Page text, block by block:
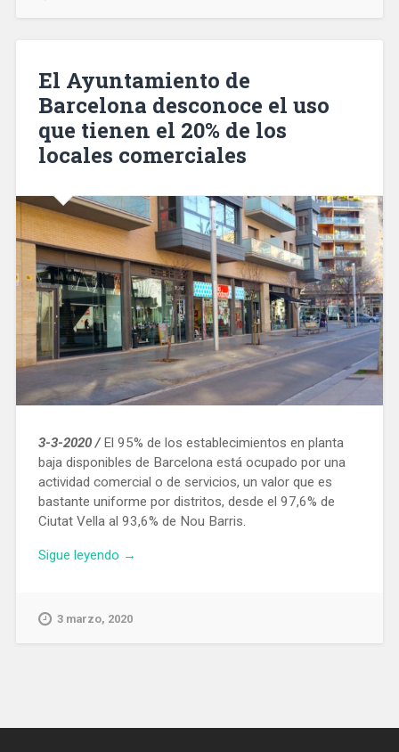
listas
del
paro»
El Ayuntamiento de
Barcelona desconoce el uso
que tienen el 20% de los
locales comerciales
3-3-2020 / El 95% de los establecimientos en planta
baja disponibles de Barcelona está ocupado por una
actividad comercial o de servicios, un valor que es
bastante uniforme por distritos, desde el 97,6% de
Ciutat Vella al 93,6% de Nou Barris.
Sigue leyendo «El
Barcelona
el
→
3 marzo, 2020